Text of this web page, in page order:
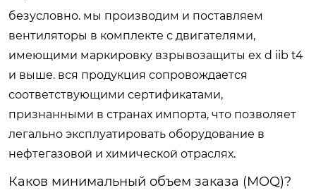
безусловно. мы производим и поставляем
вентиляторы в комплекте с двигателями,
имеющими маркировку взрывозащиты ex d iib t4
и выше. вся продукция сопровождается
соответствующими сертификатами,
признанными в странах импорта, что позволяет
легально эксплуатировать оборудование в
нефтегазовой и химической отраслях.
Каков минимальный объем заказа (MOQ)?